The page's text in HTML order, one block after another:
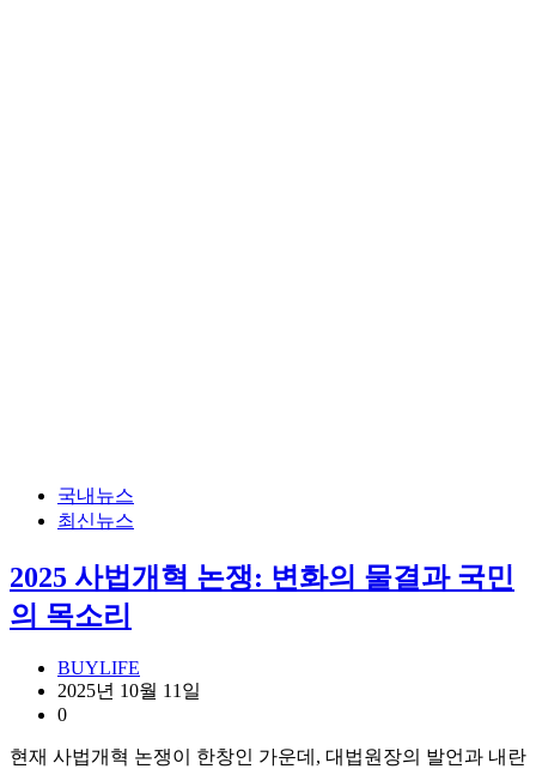
국내뉴스
최신뉴스
2025 사법개혁 논쟁: 변화의 물결과 국민
의 목소리
BUYLIFE
2025년 10월 11일
0
현재 사법개혁 논쟁이 한창인 가운데, 대법원장의 발언과 내란